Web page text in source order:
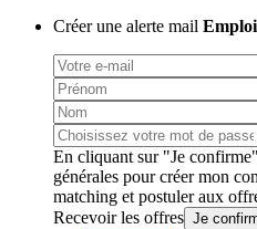
Créer une alerte mail
En cliquant sur "Je
générales pour créer mon
matching et postuler aux
Recevoir les offres Je